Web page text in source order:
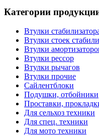
Категории
Втулки
Втулки стоек
Втулки
Втулки рессор
Втулки рычагов
Втулки прочие
Сайлентблоки
Подушки, отбойники
Проставки,
Для сельхоз техники
Для спец. техники
Для мото техники